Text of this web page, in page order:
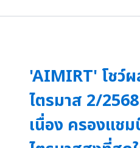
'AIMIRT' โชว์
ไตรมาส 2/
เนื่อง ครองแช